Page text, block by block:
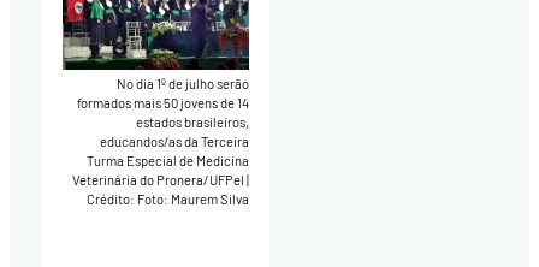
No dia 1º de julho serão
formados mais 50 jovens de 14
estados brasileiros,
educandos/as da Terceira
Turma Especial de Medicina
Veterinária do Pronera/UFPel|
Crédito: Foto: Maurem Silva